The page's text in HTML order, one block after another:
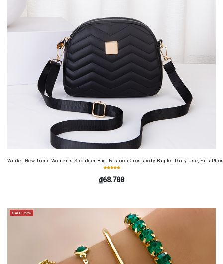
Winter New Trend Women's Shoulder Bag, Fashion Crossbody Bag for Daily Use, Fits
₫68.788
SALE -27%